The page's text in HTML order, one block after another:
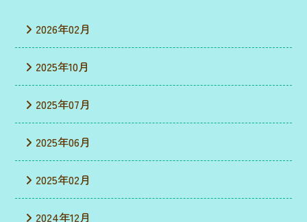
2026年02月
2025年10月
2025年07月
2025年06月
2025年02月
2024年12月